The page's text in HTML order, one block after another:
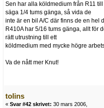
Sen har alla köldmedium från R11
säga 1/4 tums gänga, så vida de
inte är en bil A/C där finns de en hel
R410A har 5/16 tums gänga, allt för
rätt utrustning till ett
köldmedium med mycke högre
Va de nått mer Knut!
tolins
« Svar #42 skrivet: 30 mars 2006,